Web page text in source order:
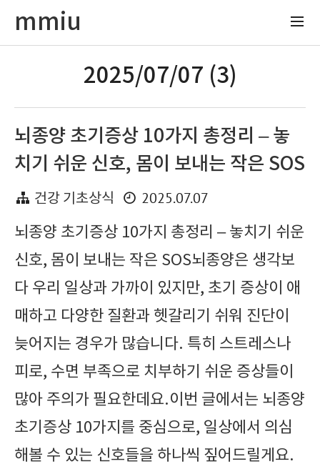
mmiu
2025/07/07 (3)
뇌종양 초기증상 10가지 총정리 – 놓
치기 쉬운 신호, 몸이 보내는 작은 SOS
건강 기초상식
2025.07.07
뇌종양 초기증상 10가지 총정리 – 놓치기 쉬운
신호, 몸이 보내는 작은 SOS뇌종양은 생각보
다 우리 일상과 가까이 있지만, 초기 증상이 애
매하고 다양한 질환과 헷갈리기 쉬워 진단이
늦어지는 경우가 많습니다. 특히 스트레스나
피로, 수면 부족으로 치부하기 쉬운 증상들이
많아 주의가 필요한데요.이번 글에서는 뇌종양
초기증상 10가지를 중심으로, 일상에서 의심
해볼 수 있는 신호들을 하나씩 짚어드릴게요.